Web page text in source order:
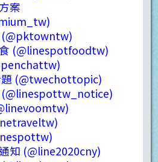
案
(@pktowntw)
(@linespotfoodtw)
題 (@twechottopic)
(@linespottw_notice)
知 (@line2020cny)